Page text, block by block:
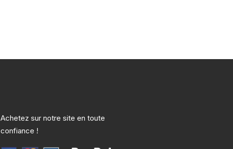
Achetez sur notre site en toute
confiance !